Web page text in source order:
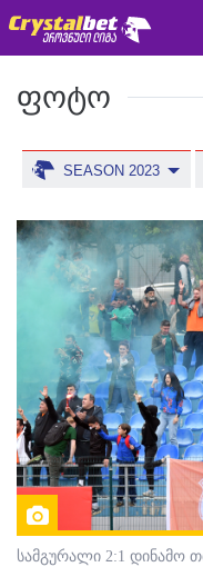
ᲤᲝᲢᲝ
SEASON 2023
სამგურალი 2:1 დინამო